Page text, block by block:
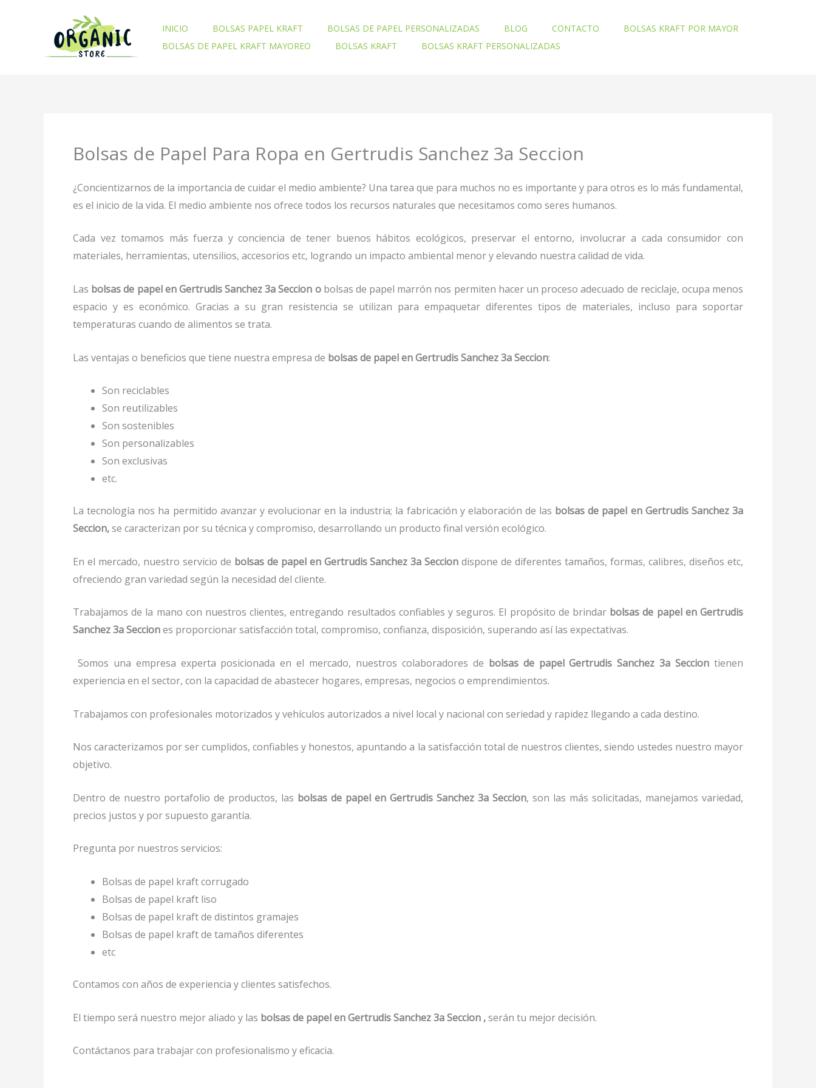
INICIO BOLSAS PAPEL KRAFT BOLSAS DE PAPEL PERSONALIZADAS BLOG CONTACTO
BOLSAS KRAFT POR MAYOR
BOLSAS DE PAPEL KRAFT MAYOREO
BOLSAS KRAFT BOLSAS KRAFT PERSONALIZADAS
Bolsas de Papel Para Ropa en Gertrudis Sanchez 3a Seccion
¿Concientizarnos de la importancia de cuidar el medio ambiente? Una tarea que para muchos no es importante y para otros es lo más fundamental,
es el inicio de la vida. El medio ambiente nos ofrece todos los recursos naturales que necesitamos como seres humanos.
Cada vez tomamos más fuerza y conciencia de tener buenos hábitos ecológicos, preservar el entorno, involucrar a cada consumidor con
materiales, herramientas, utensilios, accesorios etc, logrando un impacto ambiental menor y elevando nuestra calidad de vida.
Las bolsas de papel en Gertrudis Sanchez 3a Seccion obolsas de papel marrón nos permiten hacer un proceso adecuado de reciclaje, ocupa menos
espacio y es económico. Gracias a su gran resistencia se utilizan para empaquetar diferentes tipos de materiales, incluso para soportar
temperaturas cuando de alimentos se trata.
Las ventajas o beneficios que tiene nuestra empresa de bolsas de papelen Gertrudis Sanchez 3a Seccion:
Son reciclables
Son reutilizables
Son sostenibles
Son personalizables
Son exclusivas
etc.
La tecnología nos ha permitido avanzar y evolucionar en la industria; la fabricación y elaboración de las bolsas de papel en Gertrudis Sanchez 3a
Seccion,se caracterizan por su técnica y compromiso, desarrollando un producto final versión ecológico.
En el mercado, nuestro servicio de bolsas de papel en Gertrudis Sanchez 3a Secciondispone de diferentes tamaños, formas, calibres, diseños etc,
ofreciendo gran variedad según la necesidad del cliente.
Trabajamos de la mano con nuestros clientes, entregando resultados confiables y seguros. El propósito de brindar bolsas de papel en Gertrudis
Sanchez 3a Secciones proporcionar satisfacción total, compromiso, confianza, disposición, superando así las expectativas.
Somos una empresa experta posicionada en el mercado, nuestros colaboradores de bolsas de papelGertrudis Sanchez 3a Secciontienen
experiencia en el sector, con la capacidad de abastecer hogares, empresas, negocios o emprendimientos.
Trabajamos con profesionales motorizados y vehículos autorizados a nivel local y nacional con seriedad y rapidez llegando a cada destino.
Nos caracterizamos por ser cumplidos, confiables y honestos, apuntando a la satisfacción total de nuestros clientes, siendo ustedes nuestro mayor
objetivo.
Dentro de nuestro portafolio de productos, las bolsas de papel en Gertrudis Sanchez 3a Seccion, son las más solicitadas, manejamos variedad,
precios justos y por supuesto garantía.
Pregunta por nuestros servicios:
Bolsas de papel kraft corrugado
Bolsas de papel kraft liso
Bolsas de papel kraft de distintos gramajes
Bolsas de papel kraft de tamaños diferentes
etc
Contamos con años de experiencia y clientes satisfechos.
El tiempo será nuestro mejor aliado y las bolsas de papelen Gertrudis Sanchez 3a Seccion ,serán tu mejor decisión.
Contáctanos para trabajar con profesionalismo y eficacia.